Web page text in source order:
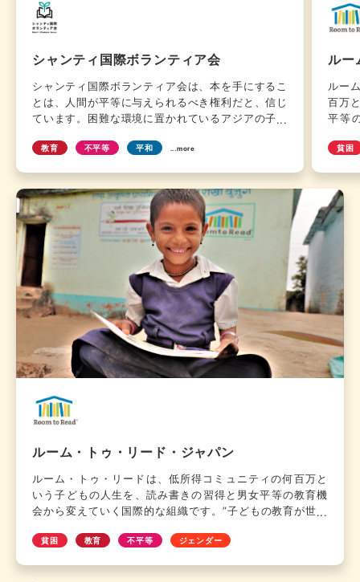
シャンティ国際ボランティア会
シャンティ国際ボランティア会は、本を手にするこ
とは、人間が平等に与えられるべき権利だと、信じ
ています。困難な環境に置かれているアジアの子ど
しみを理解し、自然や文化を愛する心を培ってほし
す。「本を知らない子どもたち」が「本の力」に出
会う機会を、その力を知るみなさんと一緒に協力し
ながら提供していく活動を、私たちはさらに広めて
いきたいと思っています。
教育 不平等 平和 ...more
ルー
ルー
百万
平等
と、
織、
年か
ミュ
貧困
ルーム・トゥ・リード・ジャパン
ルーム・トゥ・リードは、低所得コミュニティの何百万と
いう子どもの人生を、読み書きの習得と男女平等の教育機
会から変えていく国際的な組織です。”子どもの教育が世界
間に読み書きと読書習慣を身につけること、女子学生が中
貧困 教育 不平等 ジェンダー